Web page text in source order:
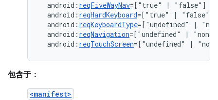
android: reqFiveWayNav=["true" |
android: reqHardKeyboard=["true" |
android: reqKeyboardType=["undefined" |
android: reqNavigation=["undefined" |
android: reqTouchScreen=["undefined" |
包含于：
<manifest>